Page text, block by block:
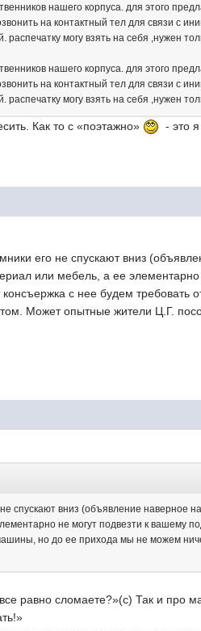
нашего корпуса. для этого
на контактный тел для связи с
могу взять на себя ,нужен
нашего корпуса. для этого
на контактный тел для связи с
могу взять на себя ,нужен
Как то с «поэтажно» - это
его не спускают вниз
или мебель, а ее
с нее будем требовать
Может опытные жители Ц.Г.
спускают вниз (объявление наверное
не могут подвезти к вашему
но до ее прихода мы не можем
равно сломаете?»(с) Так и про